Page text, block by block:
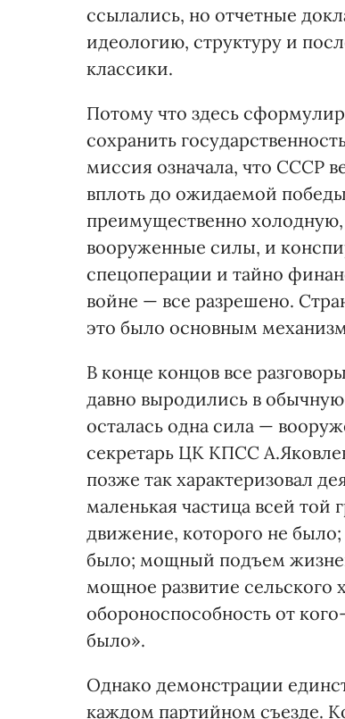
ссылались, но отчетные
идеологию, структуру и
классики.
Потому что здесь
сохранить
миссия означала, что СССР
вплоть до ожидаемой
преимущественно холодную,
вооруженные силы, и
спецоперации и тайно
войне — все разрешено.
это было основным
В конце концов все
давно выродились в
осталась одна сила —
секретарь ЦК КПСС
позже так характеризовал
маленькая частица всей
движение, которого не
было; мощный подъем
мощное развитие сельского
обороноспособность от
было».
Однако демонстрации
каждом партийном съезде.